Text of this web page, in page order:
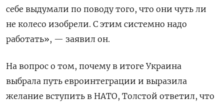
себе выдумали по поводу того, что они чуть ли
не колесо изобрели. С этим системно надо
работать», — заявил он.
На вопрос о том, почему в итоге Украина
выбрала путь евроинтеграции и выразила
желание вступить в НАТО, Толстой ответил, что